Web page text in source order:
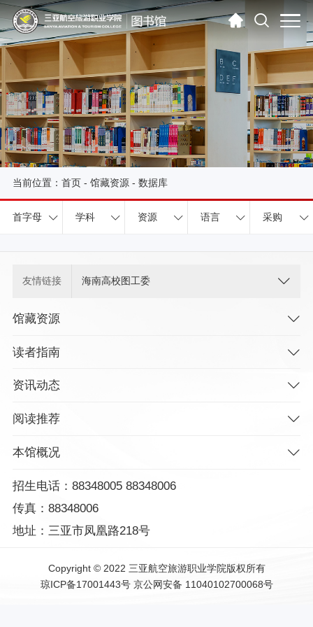
当前位置： 首页- 馆藏资源- 数据库
首字母 学科 资源 语言 采购
友情链接 海南高校图工委
馆藏资源
读者指南
资讯动态
阅读推荐
本馆概况
招生电话：88348005 88348006
传真：88348006
地址：三亚市凤凰路218号
Copyright © 2022 三亚航空旅游职业学院版权所有
琼ICP备17001443号 京公网安备 11040102700068号